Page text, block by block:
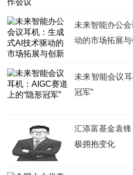
未来智能办公
动的市场拓展
未来智能会议
冠军”
汇添富基金袁
极拥抱变化